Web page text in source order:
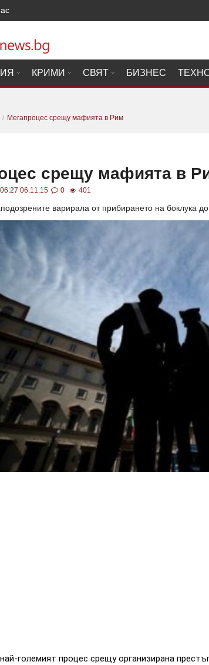
КРИМИ СВЯТ БИЗНЕС
Мегапроцес срещу мафията в Рим
срещу мафията в
06:27 06.11.15 0 401
варирала от прибирането на боклука
големият процес срещу организирана